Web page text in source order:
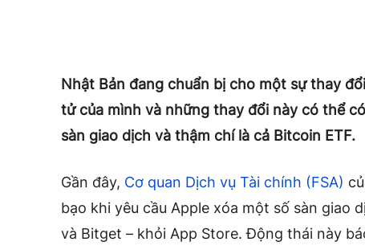
Nhật Bản đang chuẩn bị cho một sự thay
tử của mình và những thay đổi này có thể
sàn giao dịch và thậm chí là cả Bitcoin ETF.
Gần đây, Cơ quan Dịch vụ Tài chính (FSA)
bạo khi yêu cầu Apple xóa một số sàn giao
và Bitget – khỏi App Store. Động thái này